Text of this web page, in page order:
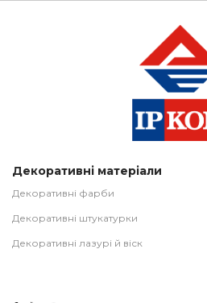
Декоративні матеріали
Декоративні фарби
Декоративні штукатурки
Декоративні лазурі й віск